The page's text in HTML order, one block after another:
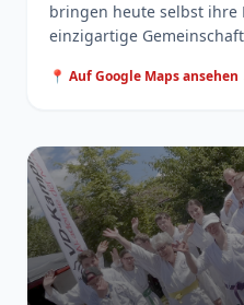
bringen heute selbst ihre
einzigartige
📍 Auf Google Maps ansehen